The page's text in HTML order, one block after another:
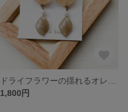
1,800円